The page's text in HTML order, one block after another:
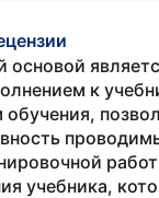
основой
к
обучения,
учебника,